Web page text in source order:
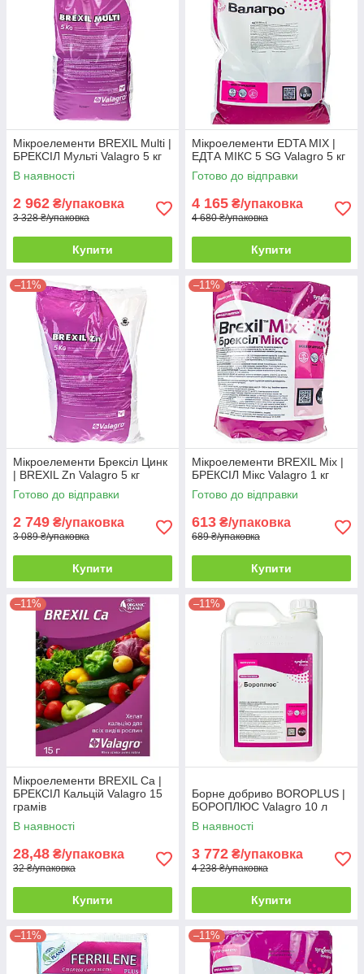
Мікроелементи BREXIL Multi |
БРЕКСІЛ Мульті Valagro 5 кг
В наявності
2 962 ₴/упаковка
3 328 ₴/упаковка
Купити
Мікроелементи EDTA MIX |
ЕДТА МІКС 5 SG Valagrо 5 кг
Готово до відправки
4 165 ₴/упаковка
4 680 ₴/упаковка
Купити
–11%
Мікроелементи Брексіл Цинк
| BREXIL Zn Valagro 5 кг
Готово до відправки
2 749 ₴/упаковка
3 089 ₴/упаковка
Купити
–11%
Мікроелементи BREXIL Mix |
БРЕКСІЛ Мікс Valagro 1 кг
Готово до відправки
613 ₴/упаковка
689 ₴/упаковка
Купити
–11%
Мікроелементи BREXIL Са |
БРЕКСІЛ Кальцій Valagro 15
грамів
В наявності
28,48 ₴/упаковка
32 ₴/упаковка
Купити
–11%
Борне добриво BOROPLUS |
БОРОПЛЮС Valagro 10 л
В наявності
3 772 ₴/упаковка
4 238 ₴/упаковка
Купити
–11% –11%